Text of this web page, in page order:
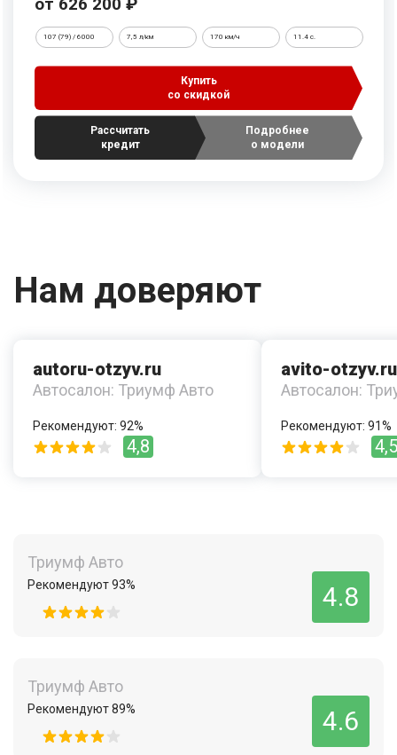
от 626 200 ₽
107 (79) / 6000 7,5 л/км 170 км/ч 11.4 c.
Купить
со скидкой
Рассчитать
кредит
Подробнее
о модели
Нам доверяют
autoru-otzyv.ru
Автосалон: Триумф Авто
Рекомендуют: 92%
4,8
avito-otzyv.ru
Автосалон:
Рекомендуют: 91%
4,5
Триумф Авто
Рекомендуют 93% 4.8
Триумф Авто
Рекомендуют 89% 4.6